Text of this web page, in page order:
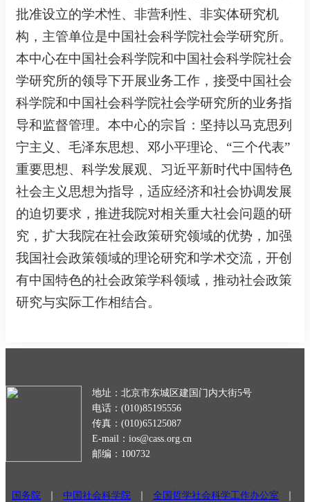
批准设立的学术性、非营利性、非实体研究机
构， 主管单位是中国社会科学院社会学研究所。
本中心在中国社会科学院和中国社会科学院社会
学研究所的领导下开展业务工作，接受中国社会
科学院和中国社会科学院社会学研究所的业务指
导和监督管理。 本中心的宗旨：坚持以马克思列
宁主义、毛泽东思想、邓小平理论、“三个代表”
重要思想、科学发展观、习近平新时代中国特色
社会主义思想为指导，适应经济和社会协调发展
的迫切要求，推进我院对相关重大社会问题的研
究，扩大我院在社会政策研究领域的优势，加强
我国社会政策领域的理论研究和学术交流，开创
有中国特色的社会政策学科领域，推动社会政策
研究与实际工作相结合。
地址：北京市东城区建国门内大街5号
电话：(010)85195556
传真：(010)65125087
E-mail：ios@cass.org.cn
邮编：100732
国务院 中国社会科学院 全国哲学社会科学工作办公室